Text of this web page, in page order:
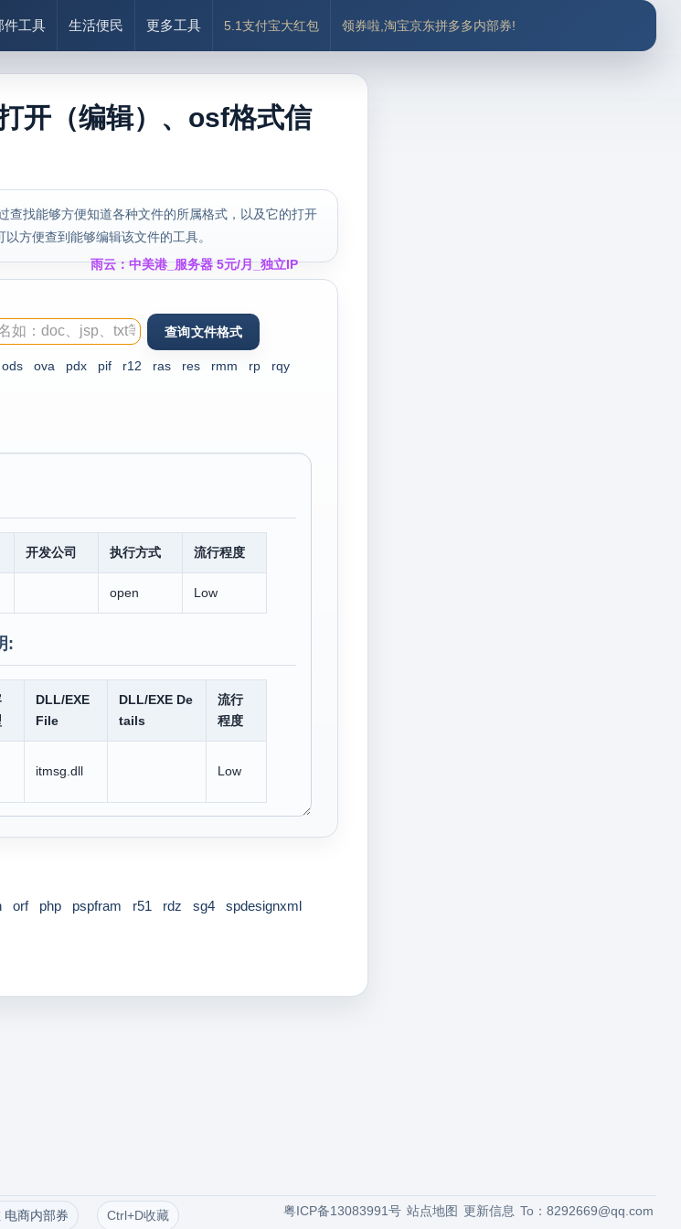
件工具 生活便民 更多工具 5.1支付宝大红包 领券啦,淘宝京东拼多多内部券!
开（编辑）、osf格式信
查找能够方便知道各种文件的所属格式，以及它的打开
方便查到能够编辑该文件的工具。
雨云：中美港_服务器 5元/月_独立IP
ods ova pdx pif r12 ras res rmm rp
rqy
开发公司 执行方式 流行程度
open Low
:
DLL/EXE
File
DLL/EXE De
tails
流行
程度
itmsg.dll Low
orf php pspfram r51 rdz sg4
spdesignxml
电商内部券 Ctrl+D收藏 To：8292669@qq.com
更新信息
站点地图
粤ICP备13083991号